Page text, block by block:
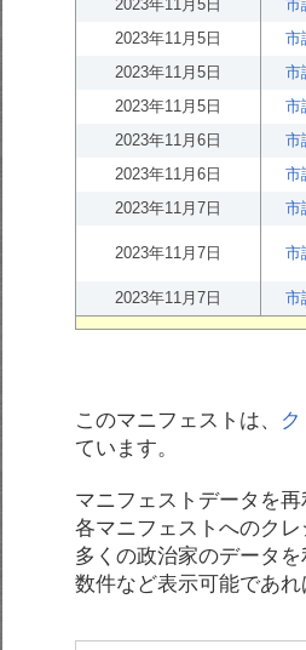
2023年11月5日
市
2023年11月5日
市
2023年11月5日
市
2023年11月5日
市
2023年11月6日
市
2023年11月6日
市
2023年11月7日
市
2023年11月7日 市
2023年11月7日 市
このマニフェストは、
ています。
マニフェストデータを
各マニフェストへのクレ
多くの政治家のデータ
数件など表示可能であ